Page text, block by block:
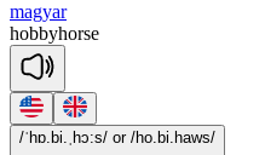
magyar
hobbyhorse
/ˈhɒ.bi.ˌhɔ:s/ or /ho.bi.haws/